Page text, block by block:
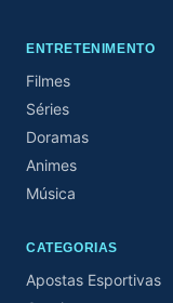
ENTRETENIMENTO
Filmes
Séries
Doramas
Animes
Música
CATEGORIAS
Apostas Esportivas